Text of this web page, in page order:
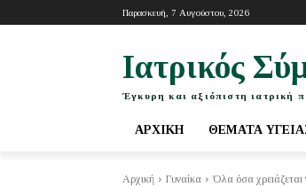
Παρασκευή, 7 Αυγούστου, 2026
Ιατρικός
Έγκυρη και αξιόπιστη ιατρική
ΑΡΧΙΚΉ ΘΈΜΑΤΑ
Αρχική Γυναίκα Όλα όσα χρειάζεται